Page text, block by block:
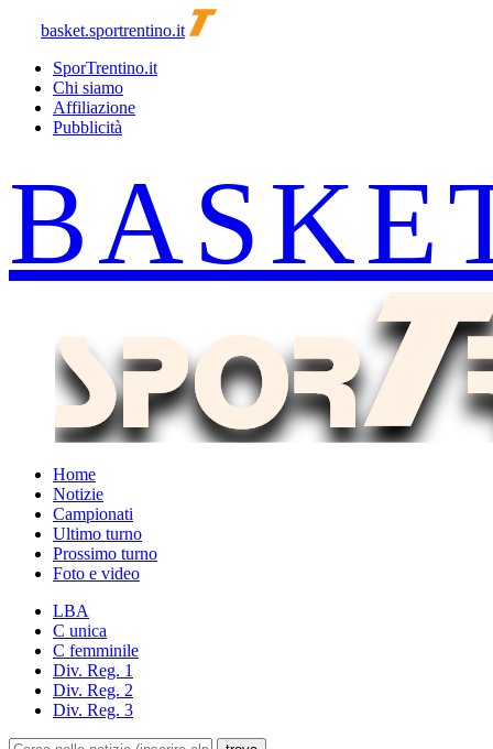
basket.sportrentino.it
SporTrentino.it
Chi siamo
Affiliazione
Pubblicità
Home
Notizie
Campionati
Ultimo turno
Prossimo turno
Foto e video
LBA
C unica
C femminile
Div. Reg. 1
Div. Reg. 2
Div. Reg. 3